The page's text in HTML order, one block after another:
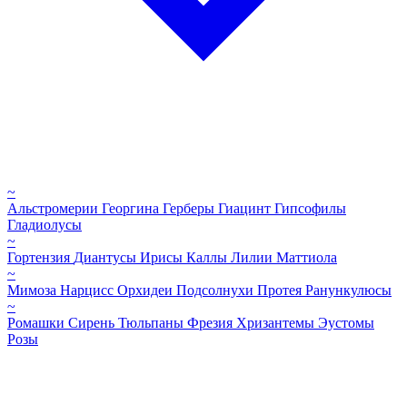
~
Альстромерии Георгина Герберы Гиацинт Гипсофилы
Гладиолусы
~
Гортензия Диантусы Ирисы Каллы Лилии Маттиола
~
Мимоза Нарцисс Орхидеи Подсолнухи Протея Ранункулюсы
~
Ромашки Сирень Тюльпаны Фрезия Хризантемы Эустомы
Розы